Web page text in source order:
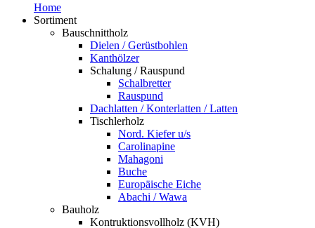
Home
Sortiment
Bauschnittholz
Dielen / Gerüstbohlen
Kanthölzer
Schalung / Rauspund
Schalbretter
Rauspund
Dachlatten / Konterlatten / Latten
Tischlerholz
Nord. Kiefer u/s
Carolinapine
Mahagoni
Buche
Europäische Eiche
Abachi / Wawa
Bauholz
Kontruktionsvollholz (KVH)